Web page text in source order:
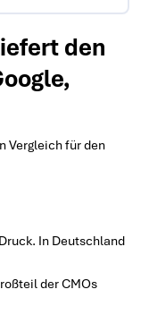
den
Vergleich für den
In Deutschland
der CMOs